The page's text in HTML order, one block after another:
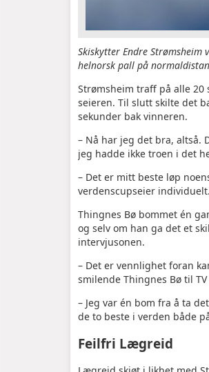
Skiskytter Endre Strømsheim
helnorsk pall på
Strømsheim traff på alle 20
seieren. Til slutt skilte det
sekunder bak vinneren.
– Nå har jeg det bra, altså.
jeg hadde ikke troen i det
– Det er mitt beste løp
verdenscupseier individuelt.
Thingnes Bø bommet én
og selv om han ga det et
intervjusonen.
– Det er vennlighet foran
smilende Thingnes Bø til TV
– Jeg var én bom fra å ta
de to beste i verden både
Feilfri Lægreid